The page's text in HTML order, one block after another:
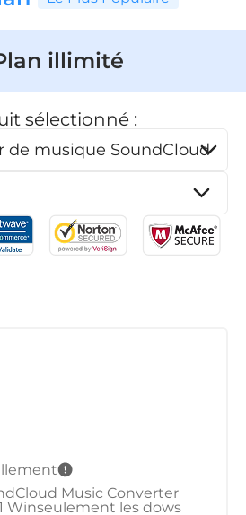
illimité
sélectionné :
de musique SoundCloud
Music Converter
Winseulement les dows